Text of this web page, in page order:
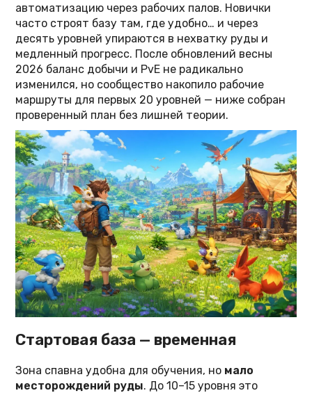
автоматизацию через рабочих палов. Новички
часто строят базу там, где удобно… и через
десять уровней упираются в нехватку руды и
медленный прогресс. После обновлений весны
2026 баланс добычи и PvE не радикально
изменился, но сообщество накопило рабочие
маршруты для первых 20 уровней — ниже собран
проверенный план без лишней теории.
Стартовая база — временная
Зона спавна удобна для обучения, но мало
месторождений руды. До 10–15 уровня это